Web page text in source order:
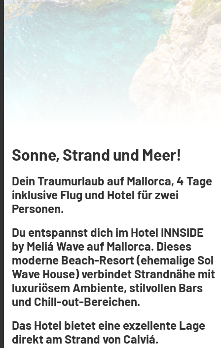
Sonne, Strand und Meer!
Dein Traumurlaub auf Mallorca, 4 Tage
inklusive Flug und Hotel für zwei
Personen.
Du entspannst dich im Hotel INNSIDE
by Meliá Wave auf Mallorca. Dieses
moderne Beach-Resort (ehemalige Sol
Wave House) verbindet Strandnähe mit
luxuriösem Ambiente, stilvollen Bars
und Chill-out-Bereichen.
Das Hotel bietet eine exzellente Lage
direkt am Strand von Calviá.